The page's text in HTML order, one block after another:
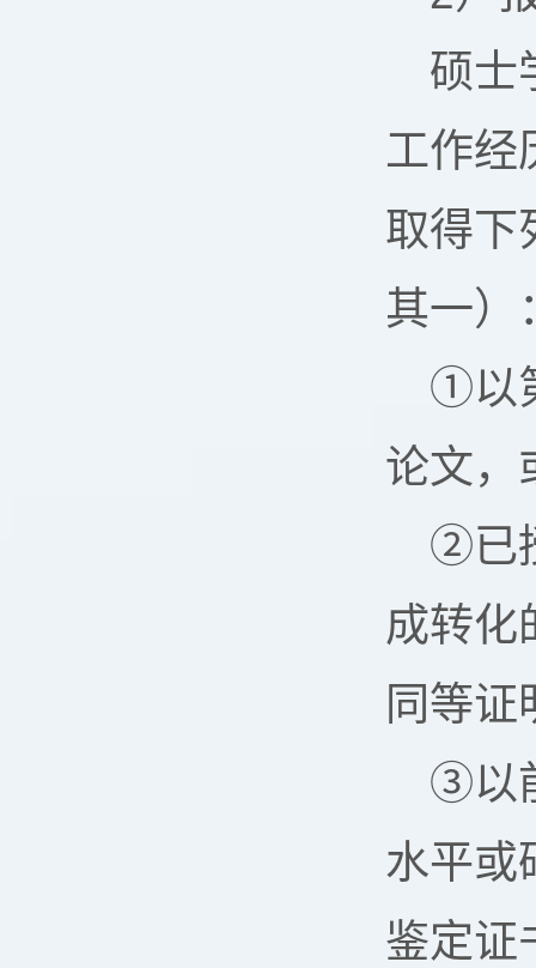
硕士
工作经
取得下
其一）
①以
论文，
②已
成转化
同等证
③以
水平或
鉴定证